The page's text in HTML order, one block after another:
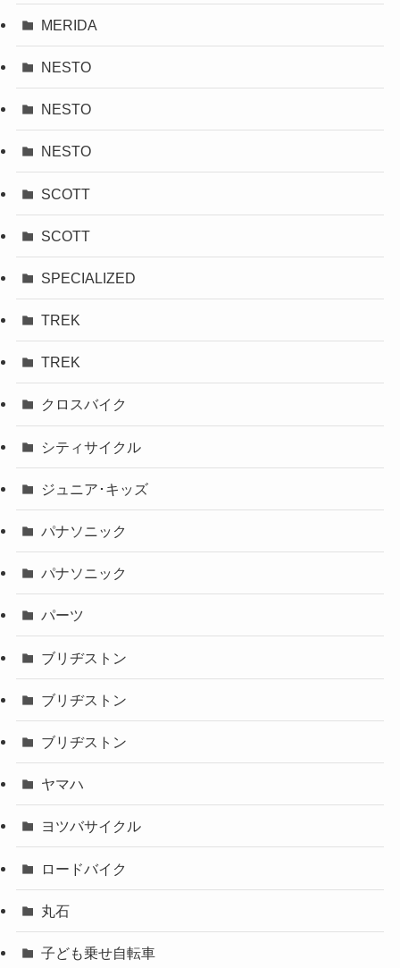
MERIDA
NESTO
NESTO
NESTO
SCOTT
SCOTT
SPECIALIZED
TREK
TREK
クロスバイク
シティサイクル
ジュニア･キッズ
パナソニック
パナソニック
パーツ
ブリヂストン
ブリヂストン
ブリヂストン
ヤマハ
ヨツバサイクル
ロードバイク
丸石
子ども乗せ自転車